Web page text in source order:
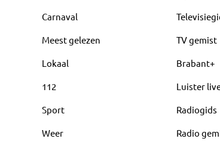
Carnaval
Meest gelezen
Lokaal
112
Sport
Weer
TV gemist
Brabant+
Luister
Radiogids
Radio